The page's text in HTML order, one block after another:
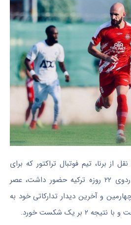
از برنا، تیم فوتبال تراکتور که برای
آماده‌سازی پیش‌فصل در اردوی ۲۲ روزه ترکیه حضور داشت، عصر
۶ مرداد) در چهارمین و آخرین دیدار تدارکاتی خود به
بر یک شکست خورد.